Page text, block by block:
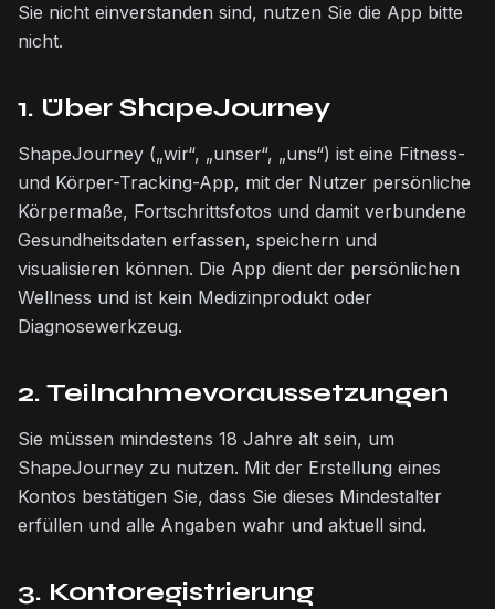
Sie nicht einverstanden sind, nutzen Sie die App bitte
nicht.
1. Über ShapeJourney
ShapeJourney („wir“, „unser“, „uns“) ist eine Fitness-
und Körper-Tracking-App, mit der Nutzer persönliche
Körpermaße, Fortschrittsfotos und damit verbundene
Gesundheitsdaten erfassen, speichern und
visualisieren können. Die App dient der persönlichen
Wellness und ist kein Medizinprodukt oder
Diagnosewerkzeug.
2. Teilnahmevoraussetzungen
Sie müssen mindestens 18 Jahre alt sein, um
ShapeJourney zu nutzen. Mit der Erstellung eines
Kontos bestätigen Sie, dass Sie dieses Mindestalter
erfüllen und alle Angaben wahr und aktuell sind.
3. Kontoregistrierung